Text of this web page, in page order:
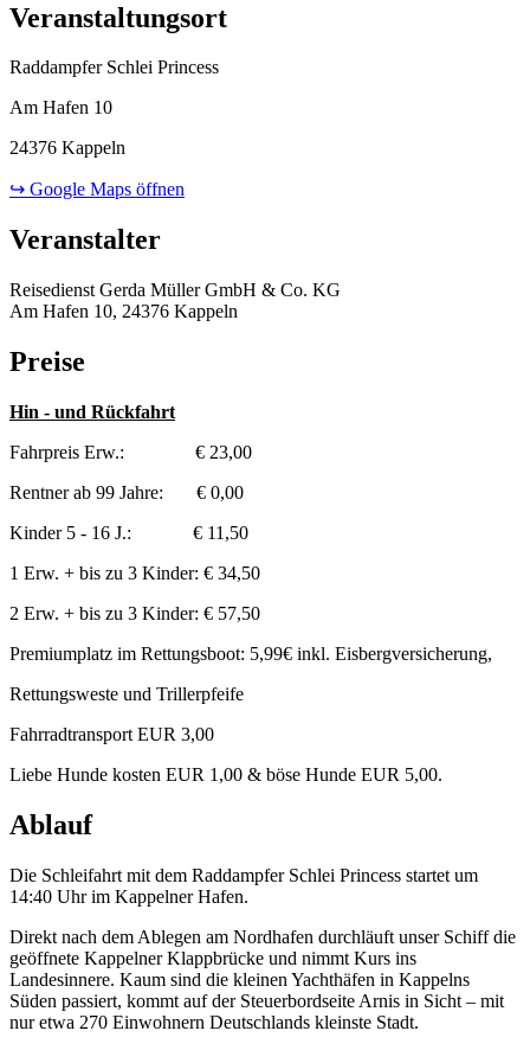
Veranstaltungsort
Raddampfer Schlei Princess
Am Hafen 10
24376 Kappeln
↪ Google Maps öffnen
Veranstalter
Reisedienst Gerda Müller GmbH & Co. KG
Am Hafen 10, 24376 Kappeln
Preise
Hin - und Rückfahrt
Fahrpreis Erw.: € 23,00
Rentner ab 99 Jahre: € 0,00
Kinder 5 - 16 J.: € 11,50
1 Erw. + bis zu 3 Kinder: € 34,50
2 Erw. + bis zu 3 Kinder: € 57,50
Premiumplatz im Rettungsboot: 5,99€ inkl. Eisbergversicherung,
Rettungsweste und Trillerpfeife
Fahrradtransport EUR 3,00
Liebe Hunde kosten EUR 1,00 & böse Hunde EUR 5,00.
Ablauf
Die Schleifahrt mit dem Raddampfer Schlei Princess startet um
14:40 Uhr im Kappelner Hafen.
Direkt nach dem Ablegen am Nordhafen durchläuft unser Schiff die
geöffnete Kappelner Klappbrücke und nimmt Kurs ins
Landesinnere. Kaum sind die kleinen Yachthäfen in Kappelns
Süden passiert, kommt auf der Steuerbordseite Arnis in Sicht – mit
nur etwa 270 Einwohnern Deutschlands kleinste Stadt.